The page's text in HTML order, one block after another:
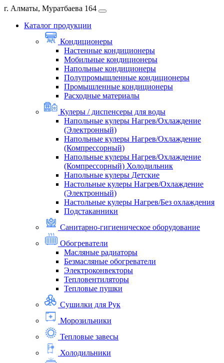
г. Алматы, Муратбаева 164
Каталог продукции
Кондиционеры
Настенные кондиционеры
Мобильные кондиционеры
Напольные кондиционеры
Полупромышленные кондиционеры
Промышленные кондиционеры
Расходные материалы
Кулеры / диспенсеры для воды
Напольные кулеры Нагрев/Охлаждение
(Электронный)
Напольные кулеры Нагрев/Охлаждение
(Компрессорный)
Напольные кулеры Нагрев/Охлаждение
(Компрессорный) Холодильник
Напольные кулеры Детские
Настольные кулеры Нагрев/Охлаждение
(Электронный)
Настольные кулеры Нагрев/Без охлаждения
Подстаканники
Санитарно-гигиеническое оборудование
Обогреватели
Масляные радиаторы
Безмасляные обогреватели
Электроконвекторы
Тепловентиляторы
Тепловые пушки
Сушилки для Рук
Морозильники
Тепловые завесы
Холодильники